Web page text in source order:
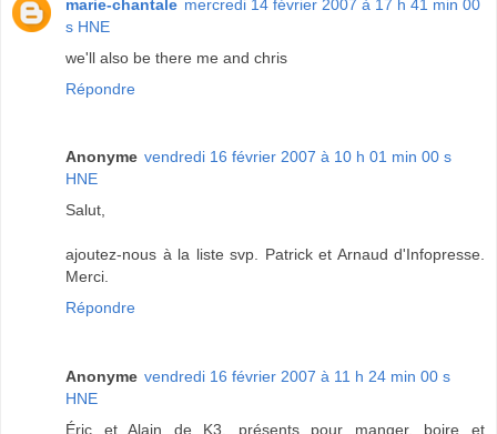
marie-chantale mercredi 14 février 2007 à 17 h 41 min 00
s HNE
we'll also be there me and chris
Répondre
Anonyme vendredi 16 février 2007 à 10 h 01 min 00 s
HNE
Salut,
ajoutez-nous à la liste svp. Patrick et Arnaud d'Infopresse.
Merci.
Répondre
Anonyme vendredi 16 février 2007 à 11 h 24 min 00 s
HNE
Éric et Alain de K3, présents pour manger, boire et